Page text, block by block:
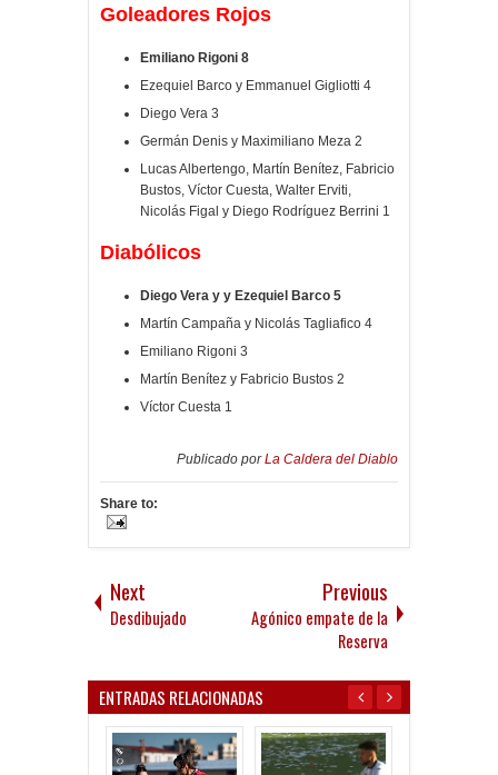
Goleadores Rojos
Emiliano Rigoni 8
Ezequiel Barco y Emmanuel Gigliotti 4
Diego Vera 3
Germán Denis y Maximiliano Meza 2
Lucas Albertengo, Martín Benítez, Fabricio
Bustos, Víctor Cuesta, Walter Erviti,
Nicolás Figal y Diego Rodríguez Berrini 1
Diabólicos
Diego Vera y y Ezequiel Barco 5
Martín Campaña y Nicolás Tagliafico 4
Emiliano Rigoni 3
Martín Benítez y Fabricio Bustos 2
Víctor Cuesta 1
Publicado porLa Caldera del Diablo
Share to:
Next
Desdibujado
Previous
Agónico empate de la
Reserva
ENTRADAS RELACIONADAS